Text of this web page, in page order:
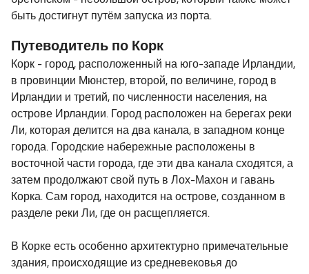
быть достигнут путём запуска из порта.
Путеводитель по Корк
Корк - город, расположенный на юго-западе Ирландии,
в провинции Мюнстер, второй, по величине, город в
Ирландии и третий, по численности населения, на
острове Ирландии. Город расположен на берегах реки
Ли, которая делится на два канала, в западном конце
города. Городские набережные расположены в
восточной части города, где эти два канала сходятся, а
затем продолжают свой путь в Лох-Махон и гавань
Корка. Сам город, находится на острове, созданном в
разделе реки Ли, где он расщепляется.
В Корке есть особенно архитектурно примечательные
здания, происходящие из средневековья до